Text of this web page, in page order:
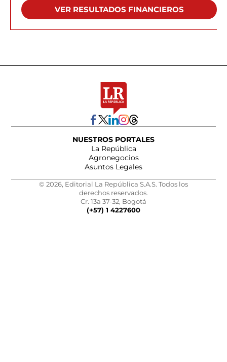
VER RESULTADOS FINANCIEROS
NUESTROS PORTALES
La República
Agronegocios
Asuntos Legales
© 2026, Editorial La República S.A.S. Todos los
derechos reservados.
Cr. 13a 37-32, Bogotá
(+57) 1 4227600